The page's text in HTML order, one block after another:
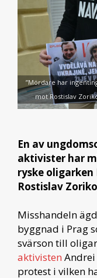
”Mördare har
mot Rostislav
En av
aktivister har
ryske oligarken
Rostislav
Misshandeln
byggnad i Prag
svärson till
aktivisten
protest i vilken